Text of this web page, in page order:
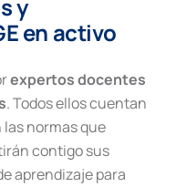
y
en activo
expertos docentes
. Todos ellos cuentan
normas que
contigo sus
aprendizaje para